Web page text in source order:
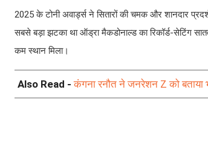
2025 के टोनी अवार्ड्स ने सितारों की चमक और शानदार
सबसे बड़ा झटका था ऑड्रा मैकडोनाल्ड का रिकॉर्ड-सेटिंग
कम स्थान मिला।
Also Read -कंगना रनौत ने जनरेशन Z को बताया